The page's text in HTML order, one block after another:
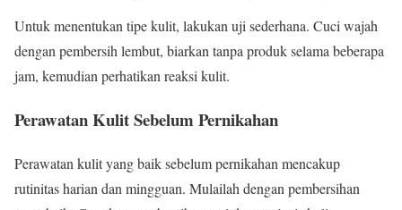
Untuk menentukan tipe kulit, lakukan uji sederhana. Cuci wajah
dengan pembersih lembut, biarkan tanpa produk selama beberapa
jam, kemudian perhatikan reaksi kulit.
Perawatan Kulit Sebelum Pernikahan
Perawatan kulit yang baik sebelum pernikahan mencakup
rutinitas harian dan mingguan. Mulailah dengan pembersihan